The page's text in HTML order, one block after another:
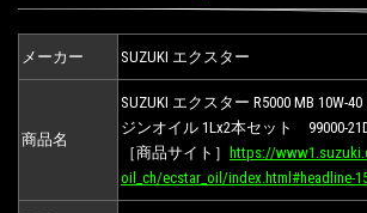
メーカー SUZUKI エクスター
商品名
SUZUKI エクスター R5000 MB 10W-
ジンオイル 1Lх2本セット 99000-
［商品サイト］
https://
oil_ch/ecstar_oil/index.html#headline-